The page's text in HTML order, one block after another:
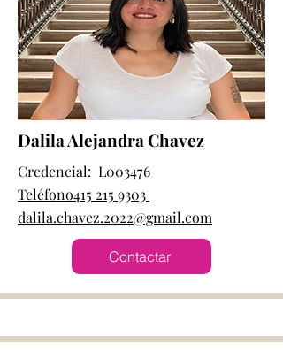
Dalila Alejandra Chavez
Credencial: L003476
Teléfono415 215 9303
dalila.chavez.2022@gmail.com
Contactar